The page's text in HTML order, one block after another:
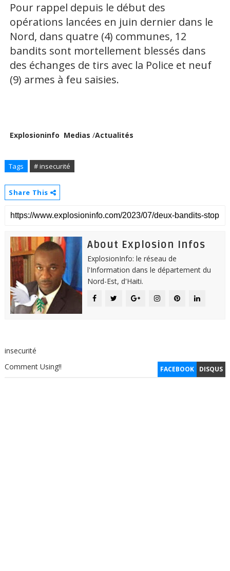
Pour rappel depuis le début des
opérations lancées en juin dernier dans le
Nord, dans quatre (4) communes, 12
bandits sont mortellement blessés dans
des échanges de tirs avec la Police et neuf
(9) armes à feu saisies.
Explosioninfo Medias /Actualités
Tags # insecurité
Share This
About Explosion Infos
ExplosionInfo: le réseau de
l'Information dans le département du
Nord-Est, d'Haiti.
insecurité
FACEBOOK DISQUS
Comment Using!!